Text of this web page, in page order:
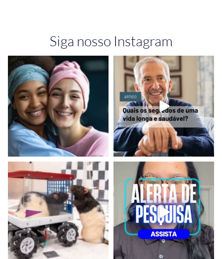
Siga nosso Instagram